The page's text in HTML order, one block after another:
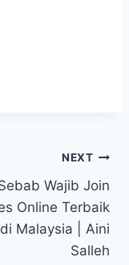
NEXT
Wajib Join
Online Terbaik
di Malaysia | Aini
Salleh